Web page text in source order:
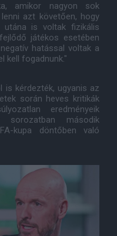
amikor nagyon sok
azt követően, hogy
is voltak fizikális
játékos esetében
hatással voltak a
kell fogadnunk."
is kérdezték, ugyanis az
során heves kritikák
eredményeik
második
kupa döntőben való